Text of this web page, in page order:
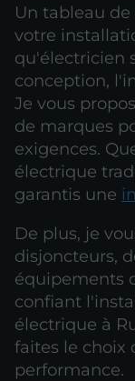
Un tableau
votre
qu'électricien
conception,
Je vous
de marques
exigences.
électrique
garantis une
De plus, je
disjoncteurs,
équipements
confiant
électrique à
faites le choix
performance.